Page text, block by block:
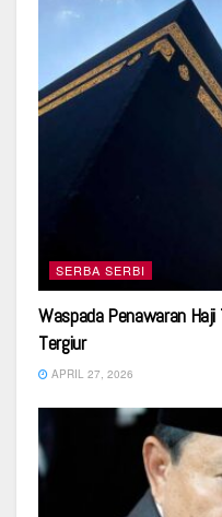
SERBA SERBI
Waspada Penawaran
Tergiur
APRIL 27, 2026